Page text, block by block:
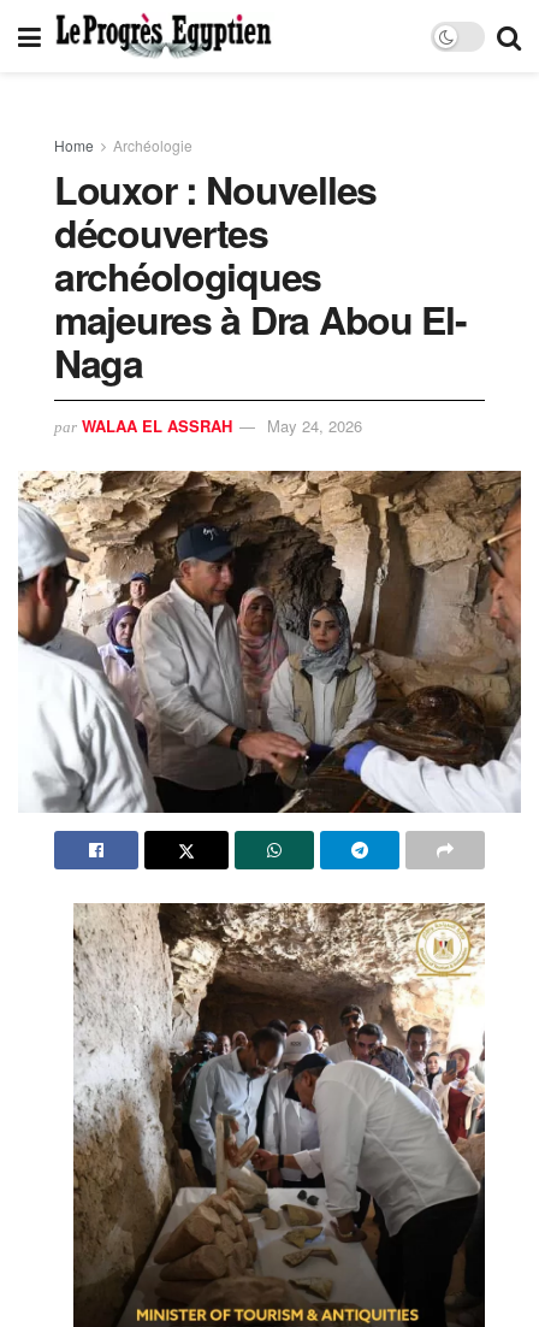
Home Archéologie
Louxor : Nouvelles
découvertes
archéologiques
majeures à Dra Abou El-
Naga
par WALAA EL ASSRAH May 24, 2026